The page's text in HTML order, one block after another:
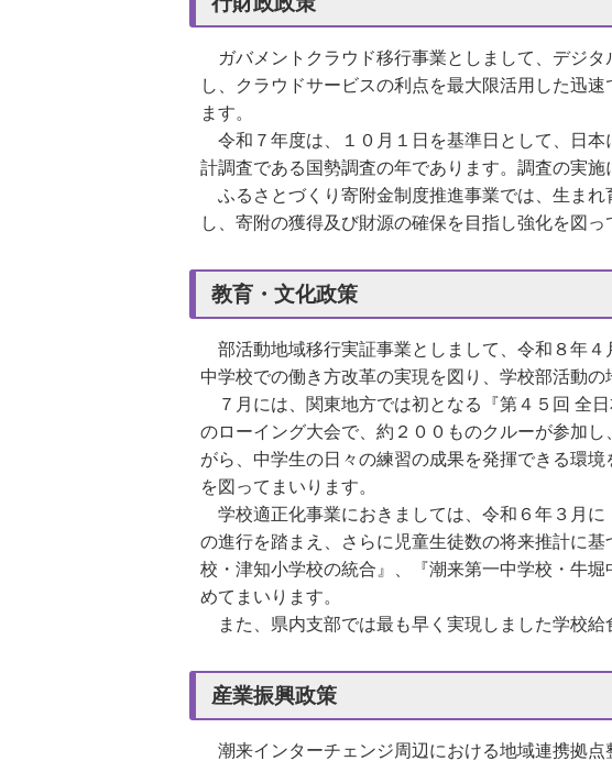
ガバメントクラウド移行事業としまして、デジ
し、クラウドサービスの利点を最大限活用した迅
ます。
令和７年度は、１０月１日を基準日として、日
計調査である国勢調査の年であります。調査の実
ふるさとづくり寄附金制度推進事業では、生まれ
し、寄附の獲得及び財源の確保を目指し強化を図っ
教育・文化政策
部活動地域移行実証事業としまして、令和８年
中学校での働き方改革の実現を図り、学校部活動
７月には、関東地方では初となる『第４５回 全
のローイング大会で、約２００ものクルーが参加
がら、中学生の日々の練習の成果を発揮できる環
を図ってまいります。
学校適正化事業におきましては、令和６年３月
の進行を踏まえ、さらに児童生徒数の将来推計に
校・津知小学校の統合』、『潮来第一中学校・牛
めてまいります。
また、県内支部では最も早く実現しました学校給
産業振興政策
潮来インターチェンジ周辺における地域連携拠